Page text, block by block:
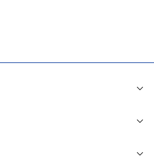
keyboard_arrow_down
keyboard_arrow_down
keyboard_arrow_down